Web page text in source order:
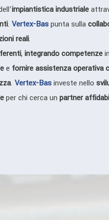
impiantistica industriale
. Vertex-Baspunta sulla
reali.
,integrando competenze
e fornire assistenza operativa
. Vertex-Basinveste nello
per chi cerca un partner